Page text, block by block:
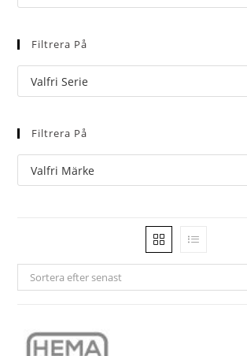
Filtrera På
Filtrera På
Sortera efter senast